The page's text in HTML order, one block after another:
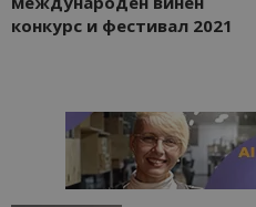
конкурс и фестивал 2021